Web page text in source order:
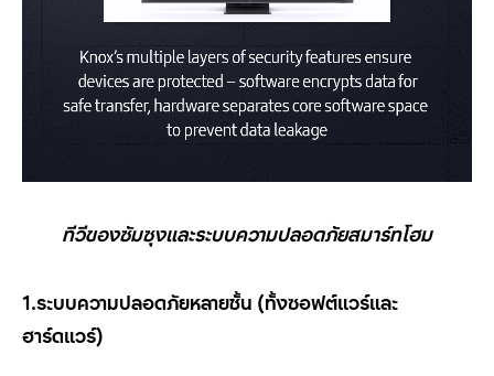
ทีวีของซัมซุงและระบบความปลอดภัยสมาร์ทโฮม
1.ระบบความปลอดภัยหลายชั้น (ทั้งซอฟต์แวร์และ
ฮาร์ดแวร์)